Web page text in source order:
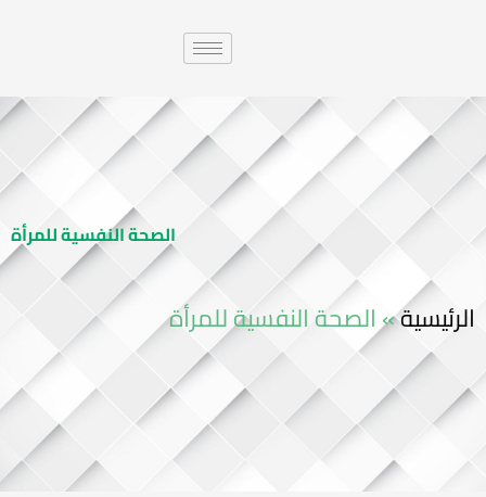
الصحة النفسية للمرأة
الرئيسية»الصحة النفسية للمرأة